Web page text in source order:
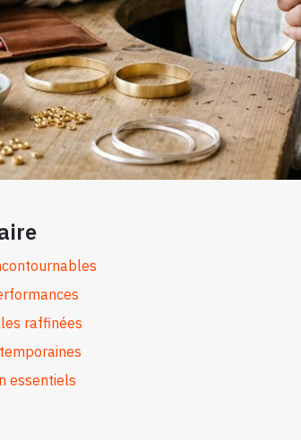
raffinées
essentiels